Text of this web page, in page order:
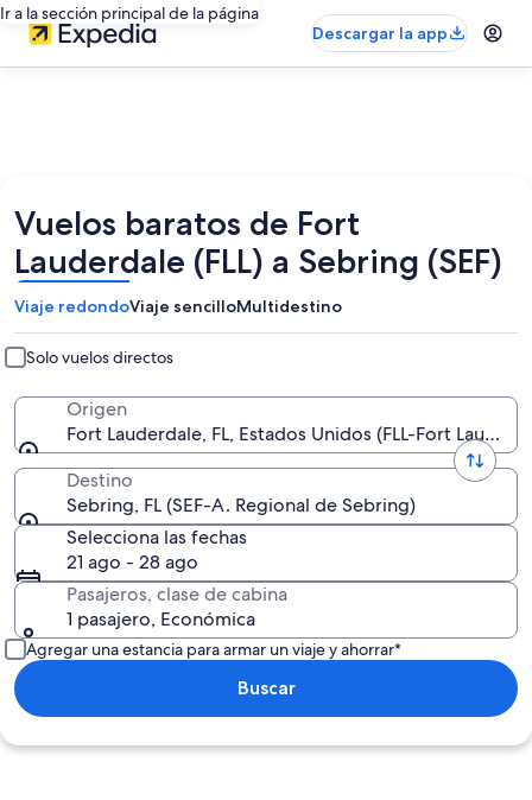
Ir a la sección principal de la página
Descargar la app
Vuelos baratos de Fort
Lauderdale (FLL) a Sebring (SEF)
Viaje redondoViaje sencilloMultidestino
Solo vuelos directos
Origen
Fort Lauderdale, FL, Estados Unidos (FLL-Fort
Destino
Sebring, FL (SEF-A. Regional de Sebring)
Selecciona las fechas
21 ago - 28 ago
Pasajeros, clase de cabina
1 pasajero, Económica
Agregar una estancia para armar un viaje y ahorrar*
Buscar